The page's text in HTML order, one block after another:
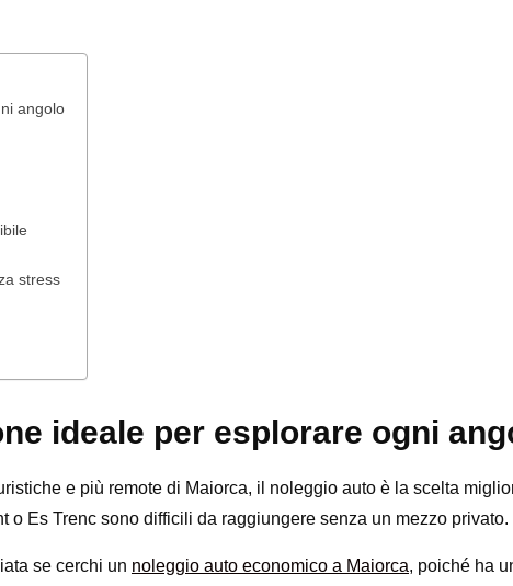
angolo
stress
ideale per esplorare ogni
e più remote di Maiorca, il noleggio auto è la scelta
o Es Trenc sono difficili da raggiungere senza un mezzo privato.
se cerchi un noleggio auto economico a Maiorca, poiché ha